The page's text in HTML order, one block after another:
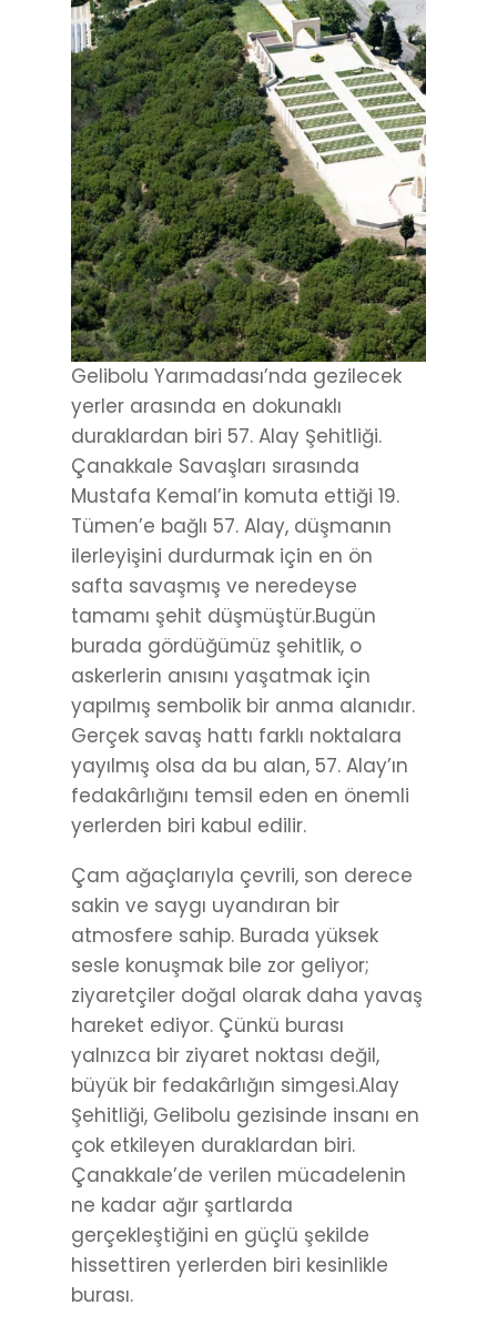
Gelibolu Yarımadası’nda gezilecek
yerler arasında en dokunaklı
duraklardan biri 57. Alay Şehitliği.
Çanakkale Savaşları sırasında
Mustafa Kemal’in komuta ettiği 19.
Tümen’e bağlı 57. Alay, düşmanın
ilerleyişini durdurmak için en ön
safta savaşmış ve neredeyse
tamamı şehit düşmüştür.Bugün
burada gördüğümüz şehitlik, o
askerlerin anısını yaşatmak için
yapılmış sembolik bir anma alanıdır.
Gerçek savaş hattı farklı noktalara
yayılmış olsa da bu alan, 57. Alay’ın
fedakârlığını temsil eden en önemli
yerlerden biri kabul edilir.
Çam ağaçlarıyla çevrili, son derece
sakin ve saygı uyandıran bir
atmosfere sahip. Burada yüksek
sesle konuşmak bile zor geliyor;
ziyaretçiler doğal olarak daha yavaş
hareket ediyor. Çünkü burası
yalnızca bir ziyaret noktası değil,
büyük bir fedakârlığın simgesi.Alay
Şehitliği, Gelibolu gezisinde insanı en
çok etkileyen duraklardan biri.
Çanakkale’de verilen mücadelenin
ne kadar ağır şartlarda
gerçekleştiğini en güçlü şekilde
hissettiren yerlerden biri kesinlikle
burası.